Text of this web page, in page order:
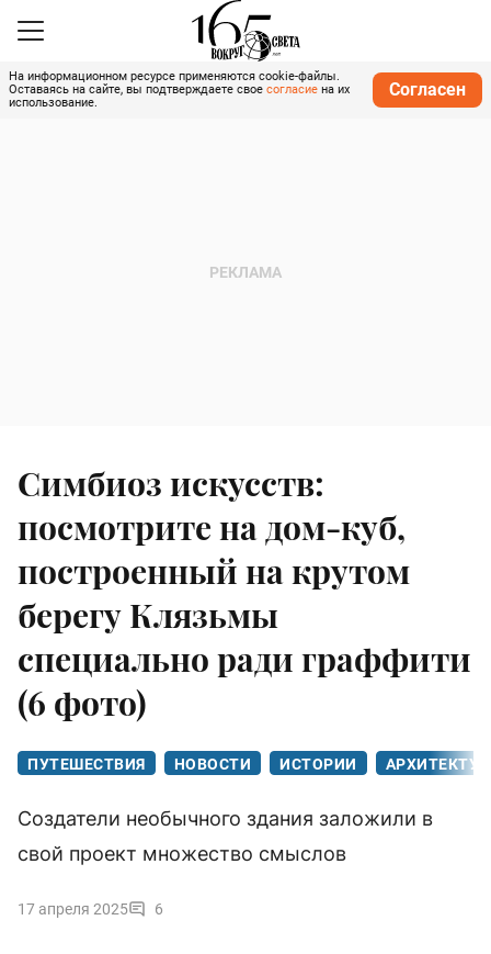
На информационном ресурсе применяются cookie-файлы.
Оставаясь на сайте, вы подтверждаете свое согласие на их
использование.
Согласен
Симбиоз искусств:
посмотрите на дом-куб,
построенный на крутом
берегу Клязьмы
специально ради граффити
(6 фото)
ПУТЕШЕСТВИЯ НОВОСТИ ИСТОРИИ
Создатели необычного здания заложили в
свой проект множество смыслов
17 апреля 2025 6